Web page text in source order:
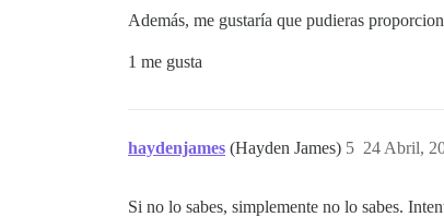
Además, me gustaría que pudieras
1 me gusta
haydenjames (Hayden James) 24 Abril,
5
Si no lo sabes, simplemente no lo sabes.